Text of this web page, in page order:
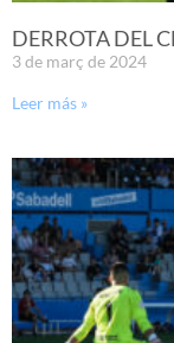
DERROTA DEL
3 de març de 2024
Leer más »